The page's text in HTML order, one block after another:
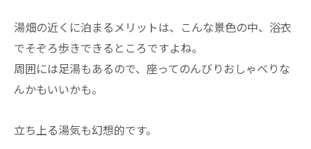
湯畑の近くに泊まるメリットは、こんな景色の中、浴衣
でそぞろ歩きできるところですよね。
周囲には足湯もあるので、座ってのんびりおしゃべりな
んかもいいかも。
立ち上る湯気も幻想的です。